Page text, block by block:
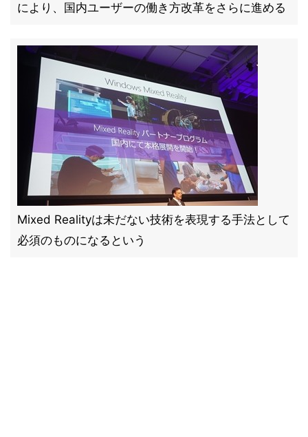
により、国内ユーザーの働き方改革をさらに進める
Mixed Realityは未だない技術を表現する手法として
必須のものになるという